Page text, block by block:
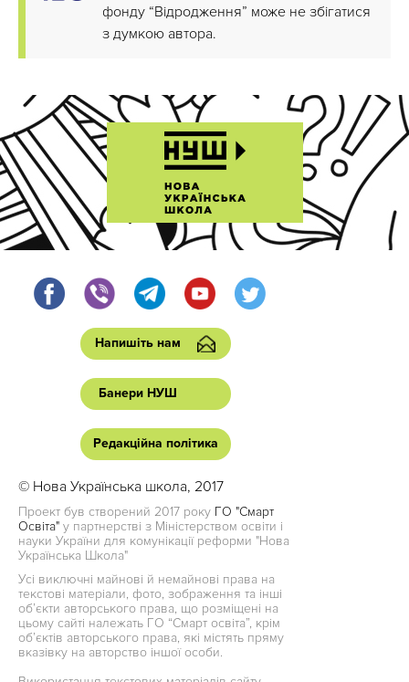
фонду “Відродження” може не збігатися
з думкою автора.
Напишіть нам
Банери НУШ
Редакційна політика
© Нова Українська школа, 2017
Проект був створений 2017 року ГО "Смарт
Освіта" у партнерстві з Міністерством освіти і
науки України для комунікації реформи "Нова
Українська Школа"
Усі виключні майнові й немайнові права на
текстові матеріали, фото, зображення та інші
об’єкти авторського права, що розміщені на
цьому сайті належать ГО “Смарт освіта”, крім
об’єктів авторського права, які містять пряму
вказівку на авторство іншої особи.